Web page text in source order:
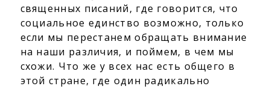
священных писаний, где говорится, что
социальное единство возможно, только
если мы перестанем обращать внимание
на наши различия, и поймем, в чем мы
схожи. Что же у всех нас есть общего в
этой стране, где один радикально